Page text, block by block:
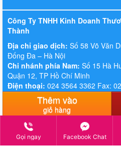
Thêm vào
giỏ hàng
Công Ty TNHH Kinh Doanh
Thành
Địa chỉ giao dịch: Số 58 Võ Văn
Đống Đa – Hà Nội
Chi nhánh phía Nam: Số 15 Hà
Quận 12, TP Hồ Chí Minh
Điện thoại: 024 3564 3362 Fax:
Hotline:083. 647. 5555 - 0936.
thitruongit.vn@gmail.com
Gọi ngay Facebook Chat